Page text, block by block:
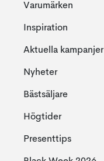
Varumärken
Inspiration
Aktuella kampanjer
Nyheter
Bästsäljare
Högtider
Presenttips